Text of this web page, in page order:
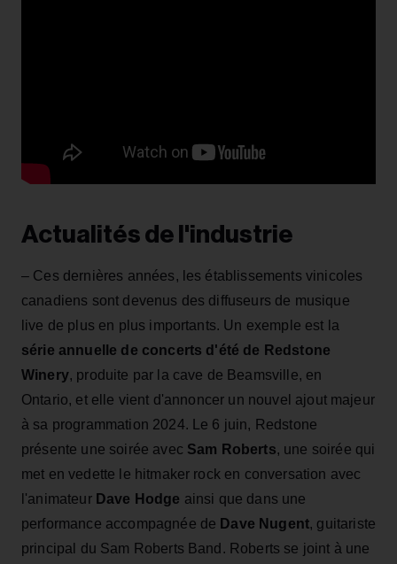
Actualités de l'industrie
– Ces dernières années, les établissements vinicoles
canadiens sont devenus des diffuseurs de musique
live de plus en plus importants. Un exemple est la
série annuelle de concerts d'été de Redstone
Winery, produite par la cave de Beamsville, en
Ontario, et elle vient d'annoncer un nouvel ajout majeur
à sa programmation 2024. Le 6 juin, Redstone
présente une soirée avec Sam Roberts, une soirée qui
met en vedette le hitmaker rock en conversation avec
l'animateur Dave Hodge ainsi que dans une
performance accompagnée de Dave Nugent, guitariste
principal du Sam Roberts Band. Roberts se joint à une